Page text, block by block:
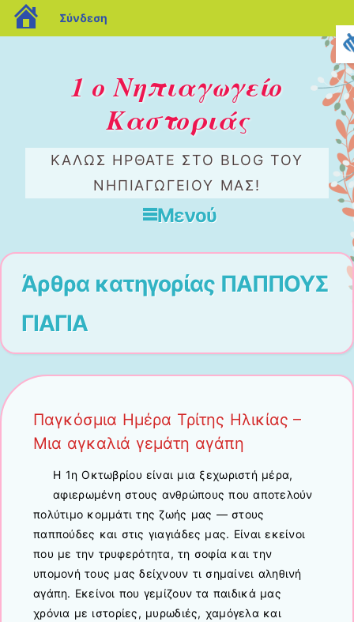
1 ο Νηπιαγωγείο
Καστοριάς
ΚΑΛΏΣ ΉΡΘΑΤΕ ΣΤΟ BLOG ΤΟΥ
ΝΗΠΙΑΓΩΓΕΊΟΥ ΜΑΣ!
Μενού
Άρθρα κατηγορίας ΠΑΠΠΟΥΣ
ΓΙΑΓΙΑ
Παγκόσμια Ημέρα Τρίτης Ηλικίας –
Μια αγκαλιά γεμάτη αγάπη
Η 1η Οκτωβρίου είναι μια ξεχωριστή μέρα,
αφιερωμένη στους ανθρώπους που αποτελούν
πολύτιμο κομμάτι της ζωής μας — στους
παππούδες και στις γιαγιάδες μας. Είναι εκείνοι
που με την τρυφερότητα, τη σοφία και την
υπομονή τους μας δείχνουν τι σημαίνει αληθινή
αγάπη. Εκείνοι που γεμίζουν τα παιδικά μας
χρόνια με ιστορίες, μυρωδιές, χαμόγελα και
blogs.sch.gr
Σύνδεση